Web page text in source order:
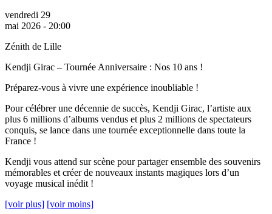
vendredi 29
mai 2026 - 20:00
Zénith de Lille
Kendji Girac – Tournée Anniversaire : Nos 10 ans !
Préparez-vous à vivre une expérience inoubliable !
Pour célébrer une décennie de succès, Kendji Girac, l’artiste aux
plus 6 millions d’albums vendus et plus 2 millions de spectateurs
conquis, se lance dans une tournée exceptionnelle dans toute la
France !
Kendji vous attend sur scène pour partager ensemble des souvenirs
mémorables et créer de nouveaux instants magiques lors d’un
voyage musical inédit !
[voir plus] [voir moins]